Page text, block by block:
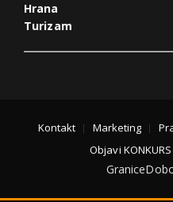
Hrana
Turizam
Kontakt Marketing
Objavi KONKURS